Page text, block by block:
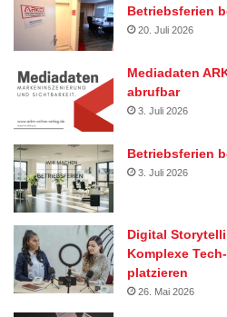
Betriebsferien
20. Juli 2026
Mediadaten
abrufbar
3. Juli 2026
Betriebsferien
3. Juli 2026
Digital
Komplexe
platzieren
26. Mai 2026